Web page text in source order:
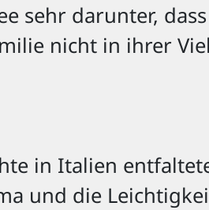
sehr darunter,
nicht in ihrer
in Italien
und die